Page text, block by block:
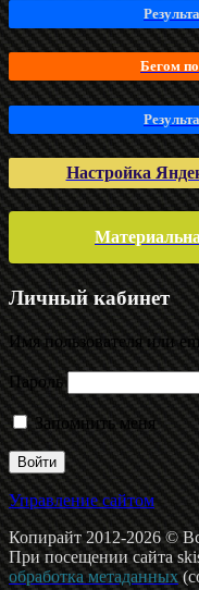
Бегом
Настройка
Личный кабинет
Имя пользователя или
Пароль
Запомнить меня
Управление сайтом
Копирайт 2012-2026 ©
При посещении сайта
обработка метаданных